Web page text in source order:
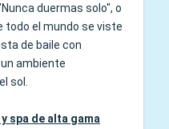
duermas solo", o
todo el mundo se viste
de baile con
ambiente
sol.
spa de alta gama